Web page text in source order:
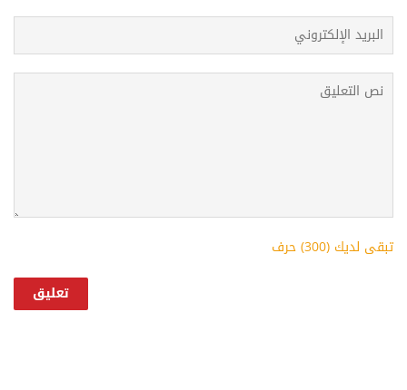
تبقى لديك (300) حرف